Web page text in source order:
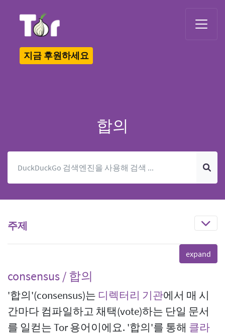
지금 후원하세요
합의
주제
consensus / 합의
'합의'(consensus)는 디렉터리 기관에서 매 시
간마다 컴파일하고 채택(vote)하는 단일 문서
를 일컫는 Tor 용어이에요. '합의'를 통해 클라